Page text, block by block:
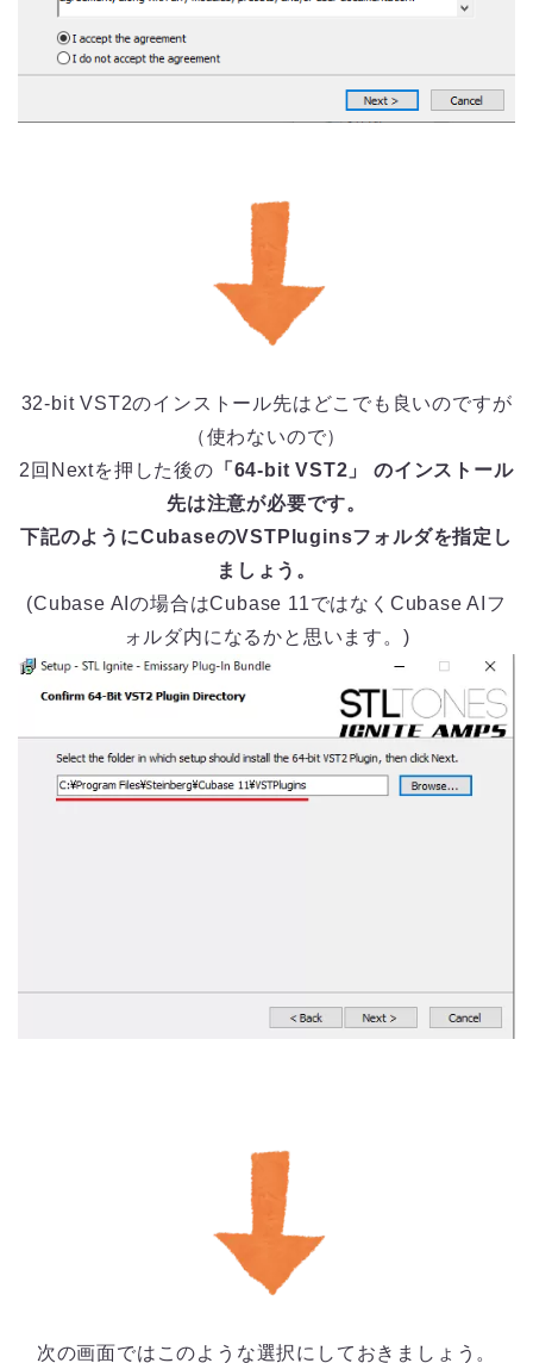
32-bit VST2のインストール先はどこでも良いのですが
（使わないので）
2回Nextを押した後の 「64-bit VST2」 のインストール
先は注意が必要です。
下記のようにCubaseのVSTPluginsフォルダを指定し
ましょう。
(Cubase AIの場合はCubase 11ではなくCubase AIフ
ォルダ内になるかと思います。)
次の画面ではこのような選択にしておきましょう。